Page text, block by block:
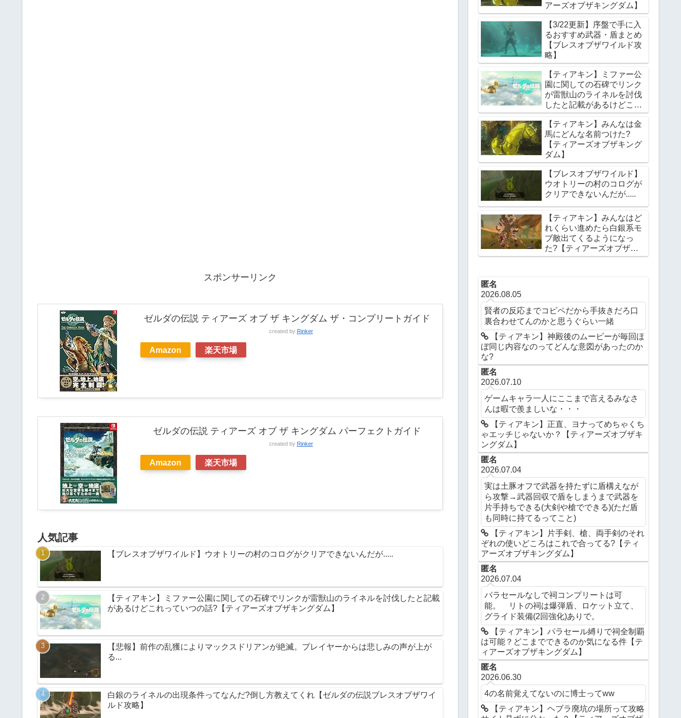
スポンサーリンク
ゼルダの伝説 ティアーズ オブ ザ キングダム ザ・コンプリートガイド
created by Rinker
Amazon 楽天市場
ゼルダの伝説 ティアーズ オブ ザ キングダム パーフェクトガイド
created by Rinker
Amazon 楽天市場
人気記事
【ブレスオブザワイルド】ウオトリーの村のコログがクリアできないんだが.....
【ティアキン】ミファー公園に関しての石碑でリンクが雷獣山のライネルを討伐したと記載
があるけどこれっていつの話?【ティアーズオブザキングダム】
【悲報】前作の乱獲によりマックスドリアンが絶滅。プレイヤーからは悲しみの声が上が
る...
白銀のライネルの出現条件ってなんだ?倒し方教えてくれ【ゼルダの伝説ブレスオブザワイ
ルド攻略】
アーズオブザキングダム】
【3/22更新】序盤で手に入
るおすすめ武器・盾まとめ
【ブレスオブザワイルド攻
略】
【ティアキン】ミファー公
園に関しての石碑でリンク
が雷獣山のライネルを討伐
したと記載があるけどこれ
っていつの話?【ティアー
ズオブザキングダム】
【ティアキン】みんなは金
馬にどんな名前つけた?
【ティアーズオブザキング
ダム】
【ブレスオブザワイルド】
ウオトリーの村のコログが
クリアできないんだが.....
【ティアキン】みんなはど
れくらい進めたら白銀系モ
ブ敵出てくるようになっ
た?【ティアーズオブザキ
ングダム】
匿名
2026.08.05
賢者の反応までコピペだから手抜きだろ口
裏合わせてんのかと思うぐらい一緒
【ティアキン】神殿後のムービーが毎回ほ
ぼ同じ内容なのってどんな意図があったのか
な?
匿名
2026.07.10
ゲームキャラ一人にここまで言えるみなさ
んは暇で羨ましいな・・・
【ティアキン】正直、ヨナってめちゃくち
ゃエッチじゃないか？【ティアーズオブザキ
ングダム】
匿名
2026.07.04
実は土豚オフで武器を持たずに盾構えなが
ら攻撃→武器回収で盾をしまうまで武器を
片手持ちできる(大剣や槍でできる)(ただ盾
も同時に持てるってこと)
【ティアキン】片手剣、槍、両手剣のそれ
ぞれの使いどころはこれで合ってる?【ティ
アーズオブザキングダム】
匿名
2026.07.04
パラセールなしで祠コンプリートは可
能。 リトの祠は爆弾盾、ロケット立て、
グライド装備(2回強化)ありで。
【ティアキン】パラセール縛りで祠全制覇
は可能？どこまでできるのか気になる件【テ
ィアーズオブザキングダム】
匿名
2026.06.30
4の名前覚えてないのに博士ってww
【ティアキン】ヘブラ廃坑の場所って攻略